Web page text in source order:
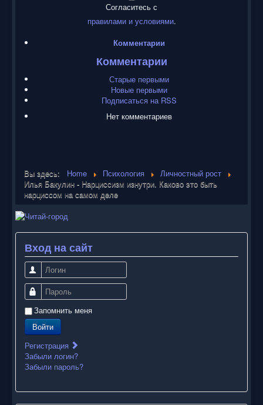
Согласитесь с
правилами и условиями.
Комментарии
Комментарии
Старые первыми
Новые первыми
Подписаться на RSS
Нет комментариев
Вы здесь: Home Психология
Личностный рост
Илья Бакулин - Нарциссизм изнутри. Каково это быть
нарциссом на самом деле
Вход на сайт
Логин
Пароль
Запомнить меня
Войти
Регистрация
Забыли логин?
Забыли пароль?